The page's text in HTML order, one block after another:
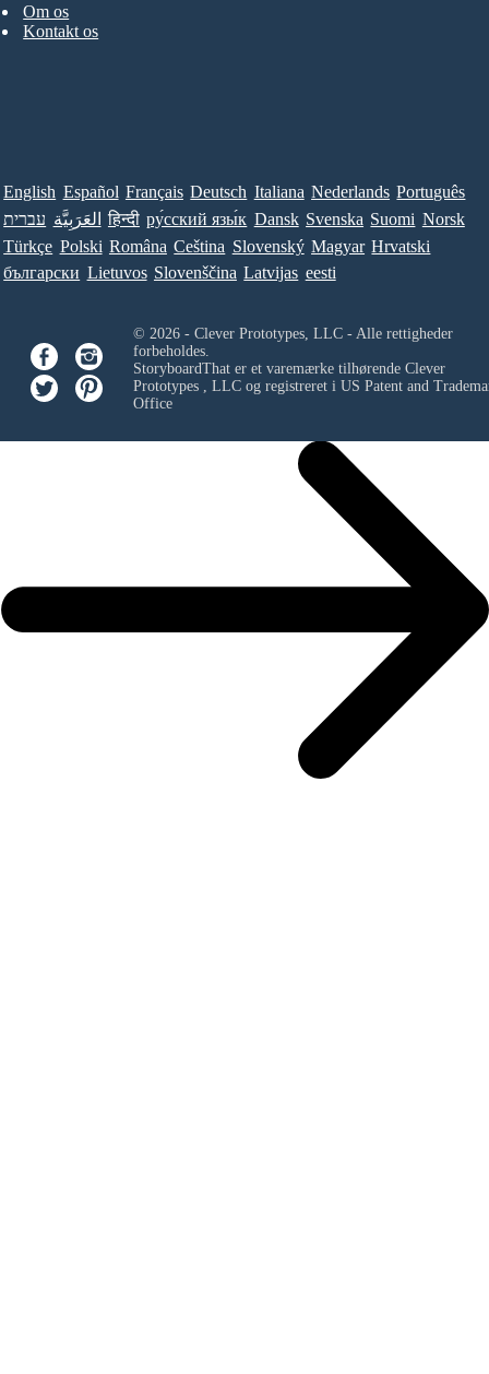
Om os
Kontakt os
English Español Français Deutsch Italiana Nederlands Português
עברית العَرَبِيَّة हिन्दी ру́сский язы́к Dansk Svenska Suomi Norsk
Türkçe Polski Româna Ceština Slovenský Magyar Hrvatski
български Lietuvos Slovenščina Latvijas eesti
© 2026 - Clever Prototypes, LLC - Alle rettigheder
forbeholdes.
StoryboardThat er et varemærke tilhørende Clever
Prototypes , LLCog registreret i US Patent and
Office